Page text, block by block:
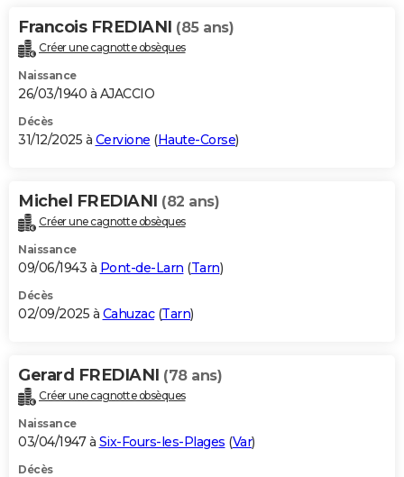
Alimentation
Guide de la santé
Maladies
Médicaments
Sommeil
VOYAGE
Destinations
City break
Voyage nature
Voyage de noces
Forum
Climat
+PHOTO
GUIDES D'ACHAT
BONS PLANS
Carte de Noël
Carte Bonne année
Carte Saint-Valentin
Carte Pâques
Carte d'anniversaire
DICTIONNAIRE
Dictionnaire
Biographies
Citations
Expressions
Proverbes
PROGRAMME TV
S'inscrire
Se connecter
Lycées
Collèges
Primaires
Universités
Entreprises
Service militaire
Avis de recherche
AVIS DE DÉCÈS
Bricolage
Lifestyle
Culture
Sport
Auto
Television
Voyage
Cinema
Francois FREDIANI (85 ans)
Créer une cagnotte obsèques
Naissance
26/03/1940 à AJACCIO
Décès
31/12/2025 à Cervione (Haute-Corse)
Michel FREDIANI (82 ans)
Créer une cagnotte obsèques
Naissance
09/06/1943 à Pont-de-Larn (Tarn)
Décès
02/09/2025 à Cahuzac(Tarn)
Gerard FREDIANI (78 ans)
Créer une cagnotte obsèques
Naissance
03/04/1947 à Six-Fours-les-Plages (Var)
Décès